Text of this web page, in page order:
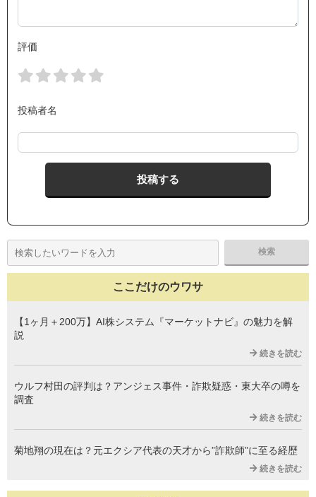
評価
投稿者名
ここだけのウワサ
【1ヶ月＋200万】AI株システム『マーケットナビ』の魅力を解
説
続きを読む
ウルフ村田の評判は？アンジェス事件・詐欺疑惑・東大卒の噂を
調査
続きを読む
菊地翔の現在は？元エクシア代表の天才から”詐欺師”に至る経歴
続きを読む